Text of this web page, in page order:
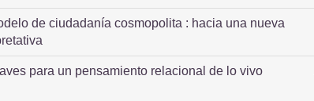
de ciudadanía cosmopolita : hacia una nueva
para un pensamiento relacional de lo vivo